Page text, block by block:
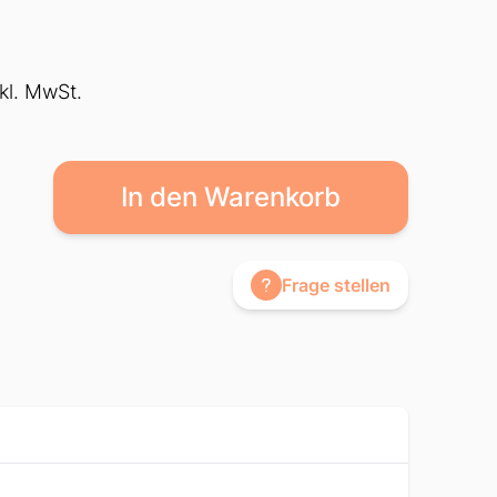
MwSt.
In den Warenkorb
Frage stellen